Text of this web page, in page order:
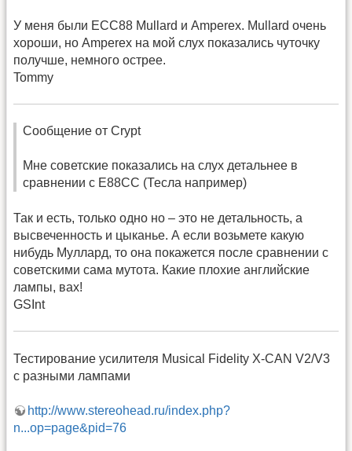
У меня были ЕСС88 Mullard и Amperex. Mullard очень
хороши, но Amperex на мой слух показались чуточку
получше, немного острее.
Tommy
Сообщение от Crypt
Мне советские показались на слух детальнее в
сравнении с Е88СС (Тесла например)
Так и есть, только одно но – это не детальность, а
высвеченность и цыканье. А если возьмете какую
нибудь Муллард, то она покажется после сравнении с
советскими сама мутота. Какие плохие английские
лампы, вах!
GSInt
Тестирование усилителя Musical Fidelity X-CAN V2/V3
с разными лампами
http://www.stereohead.ru/index.php?
n...op=page&pid=76